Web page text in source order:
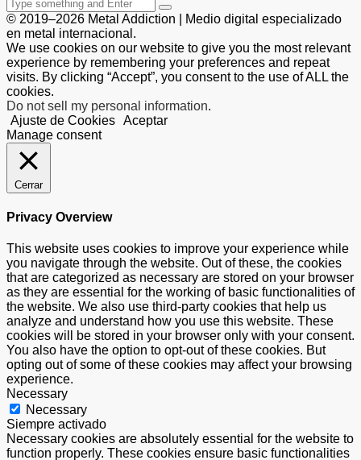
© 2019–2026 Metal Addiction | Medio digital especializado
en metal internacional.
We use cookies on our website to give you the most relevant
experience by remembering your preferences and repeat
visits. By clicking “Accept”, you consent to the use of ALL the
cookies.
Do not sell my personal information.
Ajuste de Cookies Aceptar
Manage consent
Cerrar
Privacy Overview
This website uses cookies to improve your experience while
you navigate through the website. Out of these, the cookies
that are categorized as necessary are stored on your browser
as they are essential for the working of basic functionalities of
the website. We also use third-party cookies that help us
analyze and understand how you use this website. These
cookies will be stored in your browser only with your consent.
You also have the option to opt-out of these cookies. But
opting out of some of these cookies may affect your browsing
experience.
Necessary
Necessary
Siempre activado
Necessary cookies are absolutely essential for the website to
function properly. These cookies ensure basic functionalities